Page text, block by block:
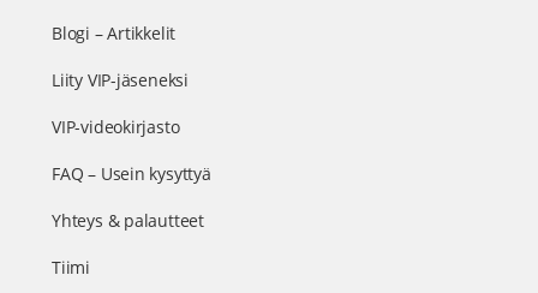
Blogi – Artikkelit
Liity VIP-jäseneksi
VIP-videokirjasto
FAQ – Usein kysyttyä
Yhteys & palautteet
Tiimi